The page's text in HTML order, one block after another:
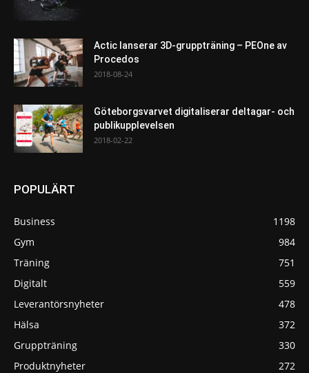
Actic lanserar 3D-gruppträning – PEOne av
Procedos
2018-08-24
Göteborgsvarvet digitaliserar deltagar- och
publikupplevelsen
2018-02-22
POPULÄRT
Business
1198
Gym
984
Träning
751
Digitalt
559
Leverantörsnyheter
478
Hälsa
372
Gruppträning
330
Produktnyheter
272